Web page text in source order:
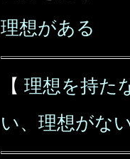
理想がある
【 理想を持た
い、理想がな